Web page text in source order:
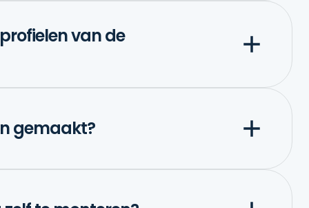
van de
gemaakt?